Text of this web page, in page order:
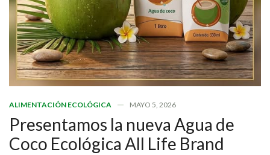
ALIMENTACIÓN ECOLÓGICA MAYO 5, 2026
Presentamos la nueva Agua de
Coco Ecológica All Life Brand